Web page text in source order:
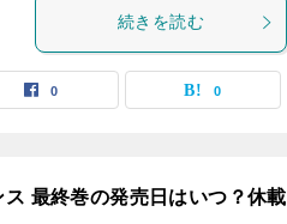
続きを読む
0 0
ス 最終巻の発売日はいつ？休載